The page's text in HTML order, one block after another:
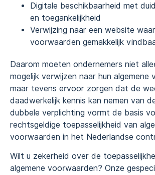
Digitale beschikbaarheid met
en toegankelijkheid
Verwijzing naar een website
voorwaarden gemakkelijk
Daarom moeten ondernemers niet
mogelijk verwijzen naar hun algemene
maar tevens ervoor zorgen dat de
daadwerkelijk kennis kan nemen van
dubbele verplichting vormt de basis
rechtsgeldige toepasselijkheid van
voorwaarden in het Nederlandse
Wilt u zekerheid over de
algemene voorwaarden? Onze